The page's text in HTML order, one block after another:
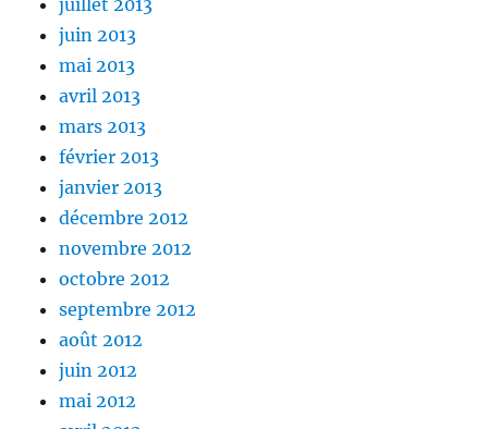
juillet 2013
juin 2013
mai 2013
avril 2013
mars 2013
février 2013
janvier 2013
décembre 2012
novembre 2012
octobre 2012
septembre 2012
août 2012
juin 2012
mai 2012